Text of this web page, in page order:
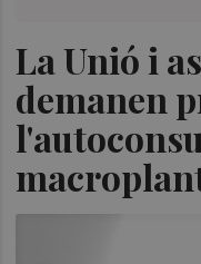
La Unió i
demanen